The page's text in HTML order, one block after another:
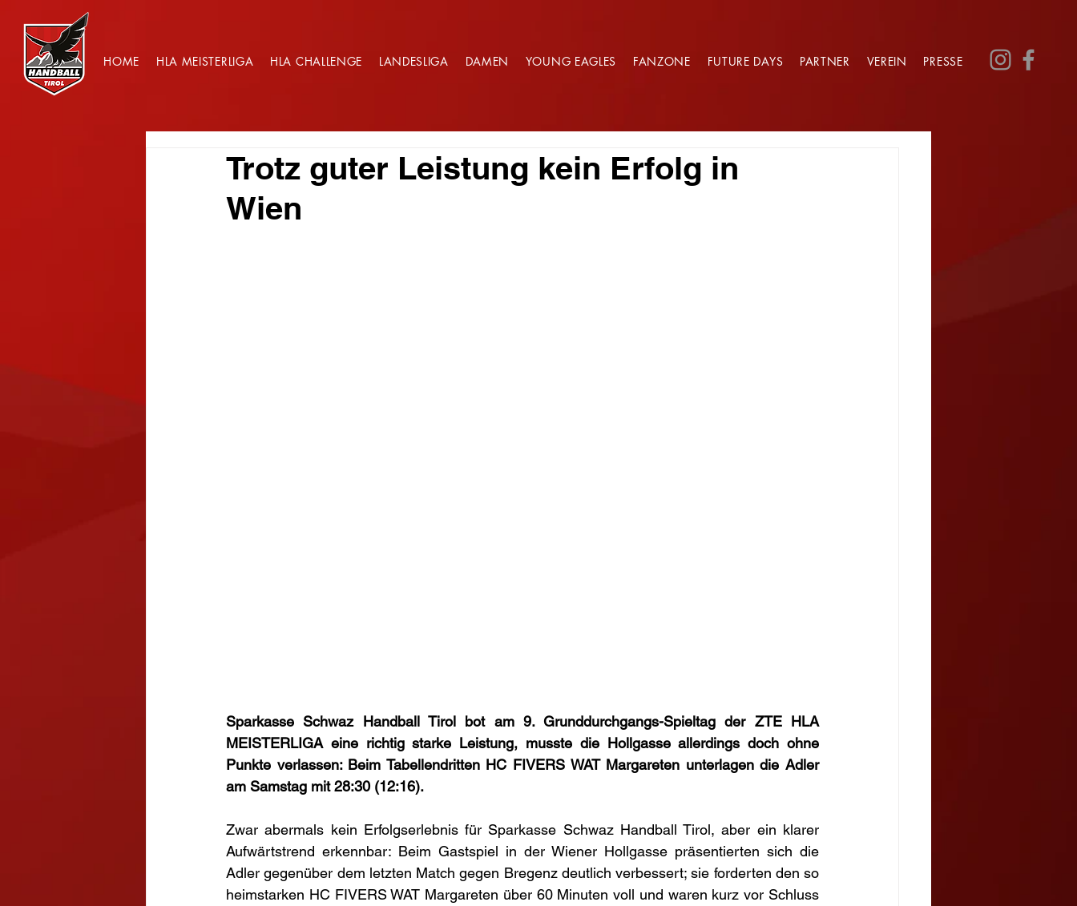
HOME HLA MEISTERLIGA HLA CHALLENGE LANDESLIGA DAMEN YOUNG EAGLES FANZONE FUTURE DAYS PARTNER VEREIN PRESSE
Trotz guter Leistung kein Erfolg in
Wien
Sparkasse Schwaz Handball Tirol bot am 9. Grunddurchgangs-Spieltag der ZTE HLA
MEISTERLIGA eine richtig starke Leistung, musste die Hollgasse allerdings doch ohne
Punkte verlassen: Beim Tabellendritten HC FIVERS WAT Margareten unterlagen die Adler
am Samstag mit 28:30 (12:16).
Zwar abermals kein Erfolgserlebnis für Sparkasse Schwaz Handball Tirol, aber ein klarer
Aufwärtstrend erkennbar: Beim Gastspiel in der Wiener Hollgasse präsentierten sich die
Adler gegenüber dem letzten Match gegen Bregenz deutlich verbessert; sie forderten den so
heimstarken HC FIVERS WAT Margareten über 60 Minuten voll und waren kurz vor Schluss